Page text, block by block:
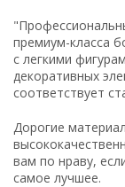
премиум-класса
с легкими
декоративных
соответствует
Дорогие
вам по нраву,
самое лучшее.